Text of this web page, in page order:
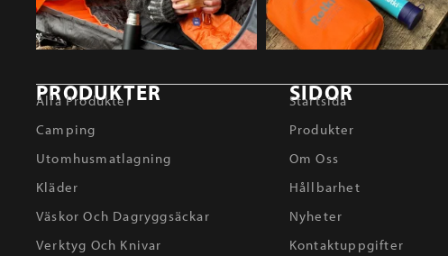
PRODUKTER
Alla Produkter
Camping
Utomhusmatlagning
Kläder
Väskor Och Dagryggsäckar
Verktyg Och Knivar
SIDOR
Startsida
Produkter
Om Oss
Hållbarhet
Nyheter
Kontaktuppgifter